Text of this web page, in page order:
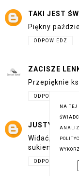
TAKI JEST
Piękny
ODPOWIEDZ
ZACISZE
Przepięknie
ODPOWIEDZ
JUSTYNA
Widać, że
sukienka oraz
ODPOWIEDZ
NA TEJ